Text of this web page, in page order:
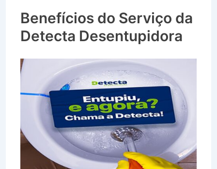
Benefícios do Serviço da
Detecta Desentupidora